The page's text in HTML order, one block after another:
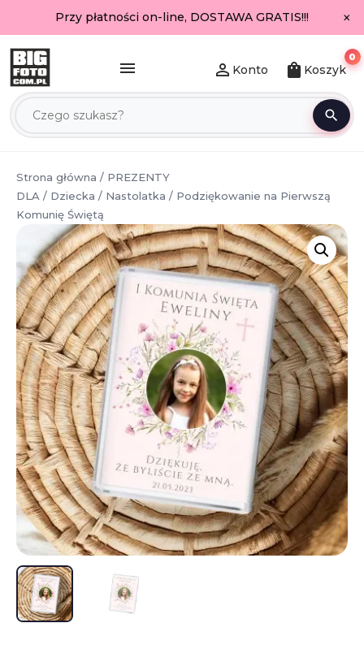
Przy płatności on-line, DOSTAWA GRATIS!!! ×
menu
search
person_outline Konto shopping_bag Koszyk
0
Strona główna / PREZENTY
DLA / Dziecka / Nastolatka / Podziękowanie na Pierwszą
Komunię Świętą